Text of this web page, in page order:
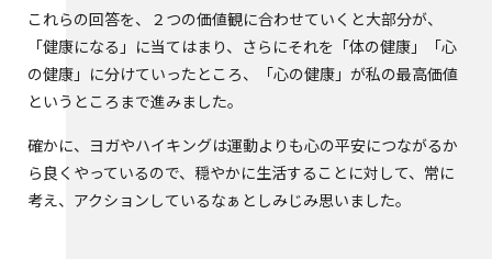
これらの回答を、２つの価値観に合わせていくと大部分が、
「健康になる」に当てはまり、さらにそれを「体の健康」「心
の健康」に分けていったところ、「心の健康」が私の最高価値
というところまで進みました。
確かに、ヨガやハイキングは運動よりも心の平安につながるか
ら良くやっているので、穏やかに生活することに対して、常に
考え、アクションしているなぁとしみじみ思いました。